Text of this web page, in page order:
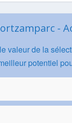
-
valeur de la
potentiel